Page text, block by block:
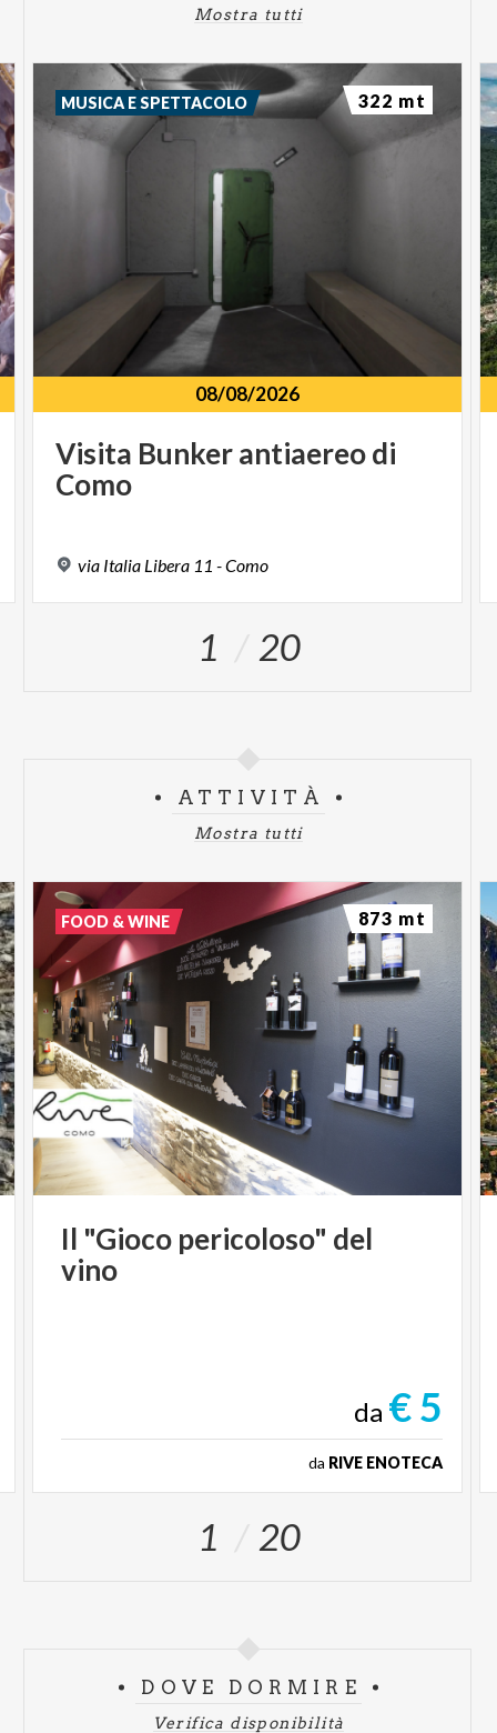
Mostra tutti
08/08/2026
Visita Bunkerantiaereodi
Como
via Italia Libera 11 -Como
MUSICA E SPETTACOLO 322 mt
1 20
ATTIVITÀ
Mostra tutti
Il "Gioco pericoloso" del
vino
da € 5
da RIVE ENOTECA
FOOD & WINE 873 mt
1 20
DOVE DORMIRE
Verifica disponibilità